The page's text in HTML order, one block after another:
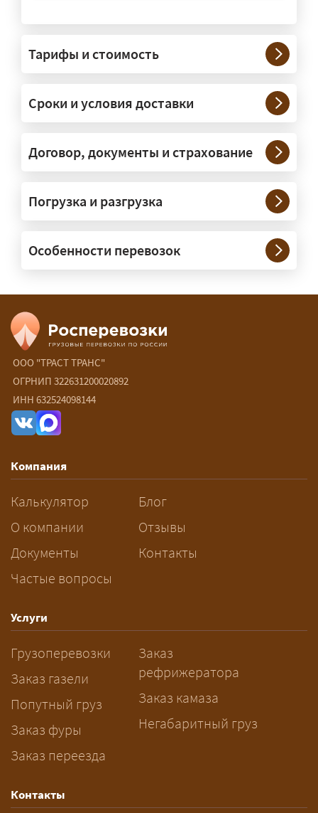
— На тралах и низкорамниках —
платформах, рассчитанных на
крупногабаритную технику и
конструкции. Транспорт подбираем
под конкретные размеры и вес груза.
сопровождение?
организуем. Потребность в машинах
прикрытия зависит от габаритов
груза и маршрута; это определяется
Сколько стоит перевозка
негабарита?
— От 60 ₽/км. Точная стоимость
рассчитывается индивидуально:
влияют габариты и вес груза,
разрешений и машин
сопровождения.
За сколько дней заказывать
перевозку негабарита?
— Заранее: только оформление
рабочих дней. Оставьте заявку
заблаговременно — логист
рассчитает маршрут и запустит
подготовку документов.
Тарифы и стоимость
Сроки и условия доставки
Договор, документы и страхование
Погрузка и разгрузка
Особенности перевозок
ООО "ТРАСТ ТРАНС"
ОГРНИП 322631200020892
ИНН 632524098144
Компания
Калькулятор
О компании
Документы
Частые вопросы
Блог
Отзывы
Контакты
Услуги
Грузоперевозки
Заказ газели
Попутный груз
Заказ фуры
Заказ переезда
Заказ
рефрижератора
Заказ камаза
Негабаритный груз
Контакты